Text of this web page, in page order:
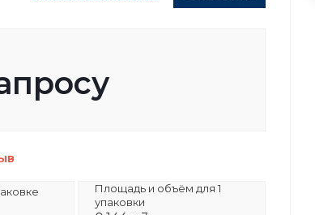
Площадь и объём для 1
упаковки